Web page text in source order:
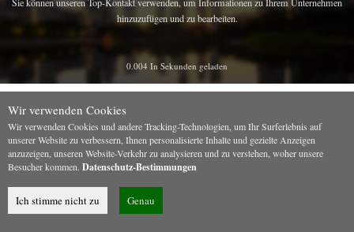
hinzuzufügen und zu bearbeiten.
0.004 In Sekunden geladen
Wir verwenden Cookies
Wir verwenden Cookies und andere Tracking-Technologien, um Ihr Surferlebnis auf
unserer Website zu verbessern, Ihnen personalisierte Inhalte und gezielte Anzeigen
anzuzeigen, unseren Website-Verkehr zu analysieren und zu verstehen, woher unsere
Besucher kommen. Datenschutz-Bestimmungen
Ich stimme nicht zu Genau